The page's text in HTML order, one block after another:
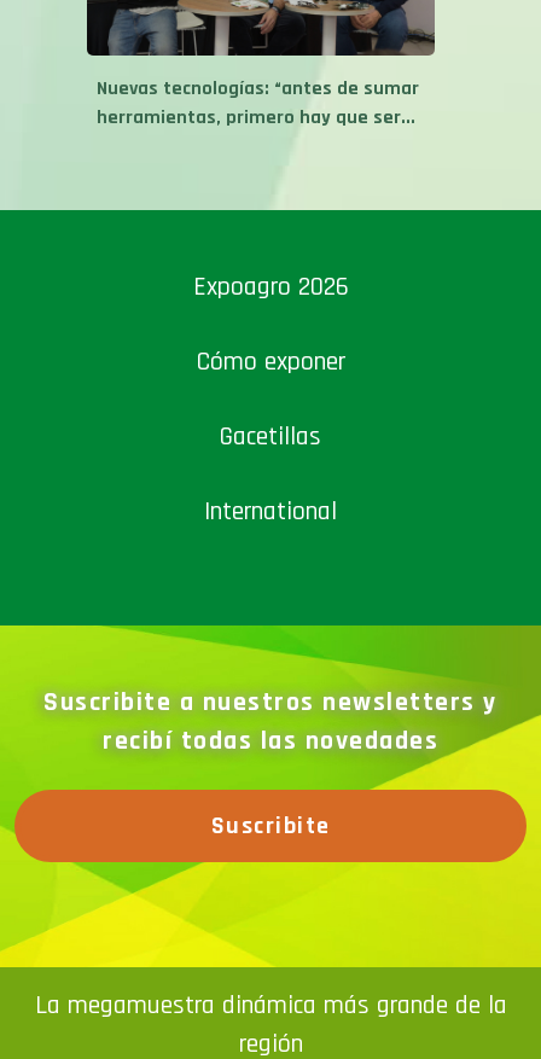
Nuevas tecnologías: “antes de sumar
herramientas, primero hay que ser...
Expoagro 2026
Cómo exponer
Gacetillas
International
Suscribite a nuestros newsletters y
recibí todas las novedades
Suscribite
La megamuestra dinámica más grande de la
región